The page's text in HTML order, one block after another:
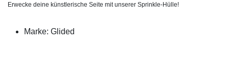
Erwecke deine künstlerische Seite mit unserer Sprinkle-Hülle!
Marke: Glided